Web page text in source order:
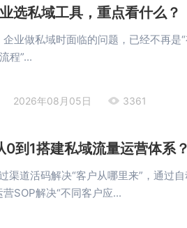
选私域工具，重点看什么？
业做私域时面临的问题，已经不再是
程”...
2026年08月05日 3361
0到1搭建私域流量运营体系
渠道活码解决“客户从哪里来”，通过
SOP解决“不同客户应...